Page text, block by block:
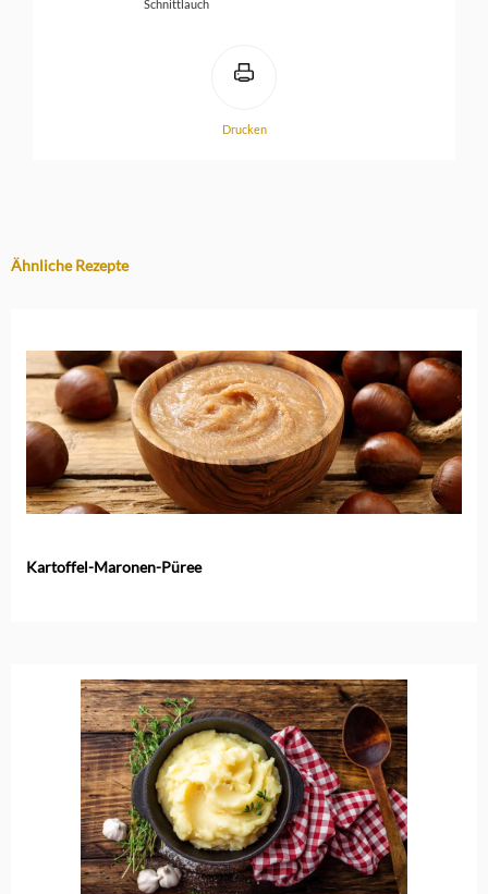
Schnittlauch
Drucken
Ähnliche Rezepte
Kartoffel-Maronen-Püree